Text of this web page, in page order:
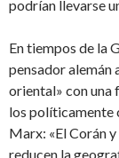
podrían llevarse
En tiempos de la
pensador alemán
oriental» con una
los políticamente
Marx: «El Corán
reducen la